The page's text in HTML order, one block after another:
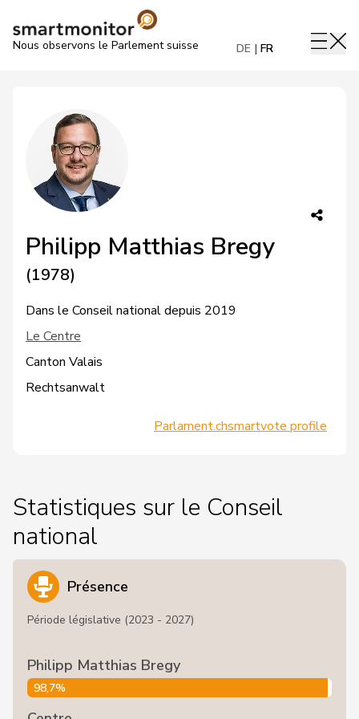
Nous observons le Parlement suisse DE FR
Philipp Matthias Bregy
(1978)
Dans le Conseil national depuis 2019
Le Centre
Canton Valais
Rechtsanwalt
Parlament.chsmartvote profile
Statistiques sur le Conseil
national
Présence
Période législative (2023 - 2027)
Philipp Matthias Bregy
98,7%